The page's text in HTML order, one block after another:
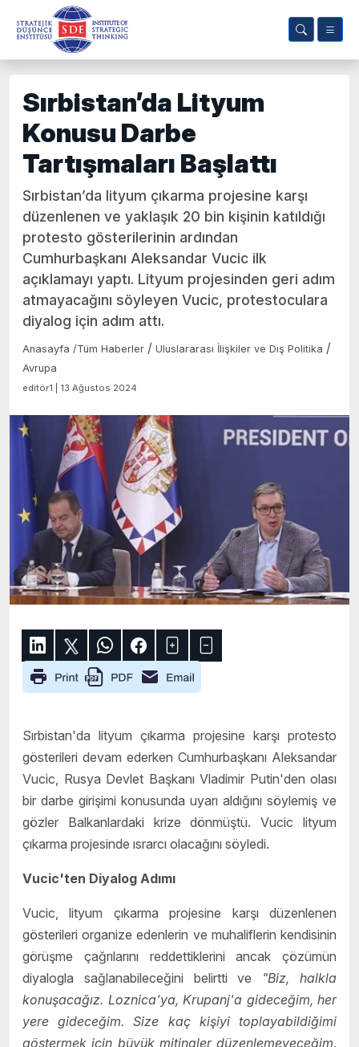
Sırbistan’da Lityum
Konusu Darbe
Tartışmaları Başlattı
Sırbistan’da lityum çıkarma projesine karşı
düzenlenen ve yaklaşık 20 bin kişinin katıldığı
protesto gösterilerinin ardından
Cumhurbaşkanı Aleksandar Vucic ilk
açıklamayı yaptı. Lityum projesinden geri adım
atmayacağını söyleyen Vucic, protestoculara
diyalog için adım attı.
Anasayfa /Tüm Haberler / Uluslararası İlişkiler ve Dış Politika /
Avrupa
editör1 | 13 Ağustos 2024
Sırbistan'da lityum çıkarma projesine karşı protesto
gösterileri devam ederken Cumhurbaşkanı Aleksandar
Vucic, Rusya Devlet Başkanı Vladimir Putin'den olası
bir darbe girişimi konusunda uyarı aldığını söylemiş ve
gözler Balkanlardaki krize dönmüştü. Vucic lityum
çıkarma projesinde ısrarcı olacağını söyledi.
Vucic'ten Diyalog Adımı
Vucic, lityum çıkarma projesine karşı düzenlenen
gösterileri organize edenlerin ve muhaliflerin kendisinin
görüşme çağrılarını reddettiklerini ancak çözümün
diyalogla sağlanabileceğini belirtti ve "Biz, halkla
konuşacağız. Loznica'ya, Krupanj'a gideceğim, her
yere gideceğim. Size kaç kişiyi toplayabildiğimi
göstermek için büyük mitingler düzenlemeyeceğim.